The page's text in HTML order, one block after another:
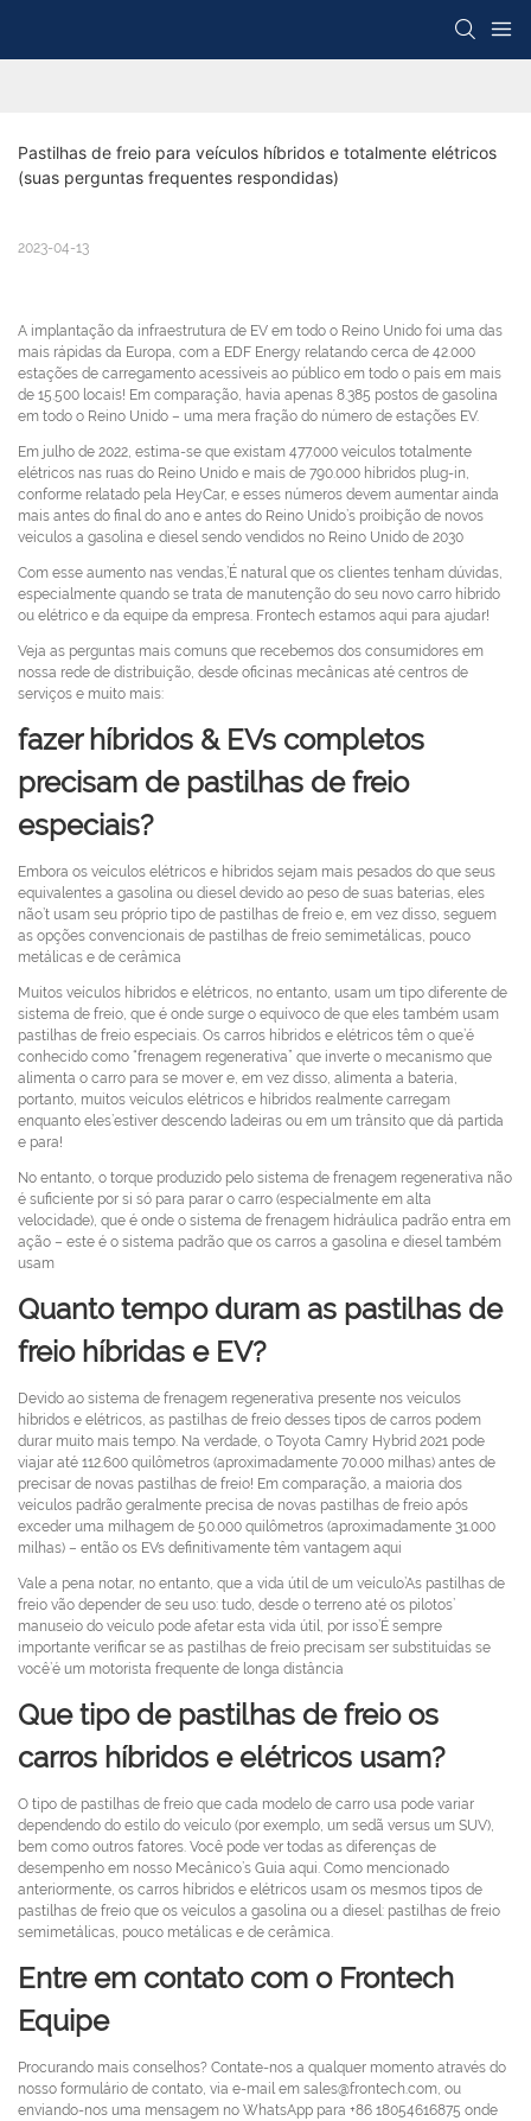
Pastilhas de freio para veículos híbridos e totalmente elétricos
(suas perguntas frequentes respondidas)
2023-04-13
A implantação da infraestrutura de EV em todo o Reino Unido foi uma das
mais rápidas da Europa, com a EDF Energy relatando cerca de 42.000
estações de carregamento acessíveis ao público em todo o país em mais
de 15.500 locais! Em comparação, havia apenas 8.385 postos de gasolina
em todo o Reino Unido – uma mera fração do número de estações EV.
Em julho de 2022, estima-se que existam 477.000 veículos totalmente
elétricos nas ruas do Reino Unido e mais de 790.000 híbridos plug-in,
conforme relatado pela HeyCar, e esses números devem aumentar ainda
mais antes do final do ano e antes do Reino Unido’s proibição de novos
veículos a gasolina e diesel sendo vendidos no Reino Unido de 2030
Com esse aumento nas vendas,’É natural que os clientes tenham dúvidas,
especialmente quando se trata de manutenção do seu novo carro híbrido
ou elétrico e da equipe da empresa. Frontech estamos aqui para ajudar!
Veja as perguntas mais comuns que recebemos dos consumidores em
nossa rede de distribuição, desde oficinas mecânicas até centros de
serviços e muito mais:
fazer híbridos & EVs completos
precisam de pastilhas de freio
especiais?
Embora os veículos elétricos e híbridos sejam mais pesados ​​do que seus
equivalentes a gasolina ou diesel devido ao peso de suas baterias, eles
não’t usam seu próprio tipo de pastilhas de freio e, em vez disso, seguem
as opções convencionais de pastilhas de freio semimetálicas, pouco
metálicas e de cerâmica
Muitos veículos híbridos e elétricos, no entanto, usam um tipo diferente de
sistema de freio, que é onde surge o equívoco de que eles também usam
pastilhas de freio especiais. Os carros híbridos e elétricos têm o que’é
conhecido como “frenagem regenerativa” que inverte o mecanismo que
alimenta o carro para se mover e, em vez disso, alimenta a bateria,
portanto, muitos veículos elétricos e híbridos realmente carregam
enquanto eles’estiver descendo ladeiras ou em um trânsito que dá partida
e para!
No entanto, o torque produzido pelo sistema de frenagem regenerativa não
é suficiente por si só para parar o carro (especialmente em alta
velocidade), que é onde o sistema de frenagem hidráulica padrão entra em
ação – este é o sistema padrão que os carros a gasolina e diesel também
usam
Quanto tempo duram as pastilhas de
freio híbridas e EV?
Devido ao sistema de frenagem regenerativa presente nos veículos
híbridos e elétricos, as pastilhas de freio desses tipos de carros podem
durar muito mais tempo. Na verdade, o Toyota Camry Hybrid 2021 pode
viajar até 112.600 quilômetros (aproximadamente 70.000 milhas) antes de
precisar de novas pastilhas de freio! Em comparação, a maioria dos
veículos padrão geralmente precisa de novas pastilhas de freio após
exceder uma milhagem de 50.000 quilômetros (aproximadamente 31.000
milhas) – então os EVs definitivamente têm vantagem aqui
Vale a pena notar, no entanto, que a vida útil de um veículo’As pastilhas de
freio vão depender de seu uso: tudo, desde o terreno até os pilotos’
manuseio do veículo pode afetar esta vida útil, por isso’É sempre
importante verificar se as pastilhas de freio precisam ser substituídas se
você’é um motorista frequente de longa distância
Que tipo de pastilhas de freio os
carros híbridos e elétricos usam?
O tipo de pastilhas de freio que cada modelo de carro usa pode variar
dependendo do estilo do veículo (por exemplo, um sedã versus um SUV),
bem como outros fatores. Você pode ver todas as diferenças de
desempenho em nosso Mecânico’s Guia aqui. Como mencionado
anteriormente, os carros híbridos e elétricos usam os mesmos tipos de
pastilhas de freio que os veículos a gasolina ou a diesel: pastilhas de freio
semimetálicas, pouco metálicas e de cerâmica.
Entre em contato com o Frontech
Equipe
Procurando mais conselhos? Contate-nos a qualquer momento através do
nosso formulário de contato, via e-mail em sales@frontech.com, ou
enviando-nos uma mensagem no WhatsApp para +86 18054616875 onde